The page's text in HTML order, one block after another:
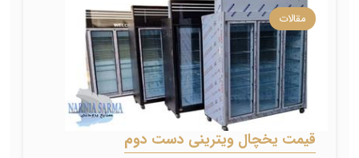
مقالات
قیمت یخچال ویترینی دست دوم